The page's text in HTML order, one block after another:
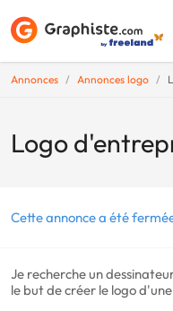
Annonces Annonces logo
Logo
Cette annonce a été
Je recherche un
le but de créer le logo